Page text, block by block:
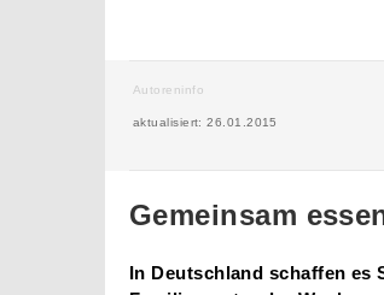
Autoreninfo
aktualisiert: 26.01.2015
Gemeinsam
In Deutschland schaffen es